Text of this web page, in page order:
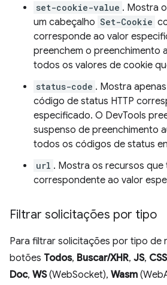
set-cookie-value . Mostra
um cabeçalho Set-Cookie
corresponde ao valor
preenchem o preenchimento
todos os valores de cookie
status-code . Mostra
código de status HTTP
especificado. O DevTools
suspenso de preenchimento
todos os códigos de status
url . Mostra os recursos que
correspondente ao valor
Filtrar solicitações por tipo
Para filtrar solicitações por tipo de
botões Todos, Buscar/XHR, JS, CSS
Doc, WS(WebSocket), Wasm